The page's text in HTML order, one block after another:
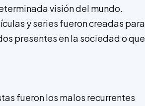
visión del mundo.
y series fueron creadas para
presentes en la sociedad o que
fueron los malos recurrentes